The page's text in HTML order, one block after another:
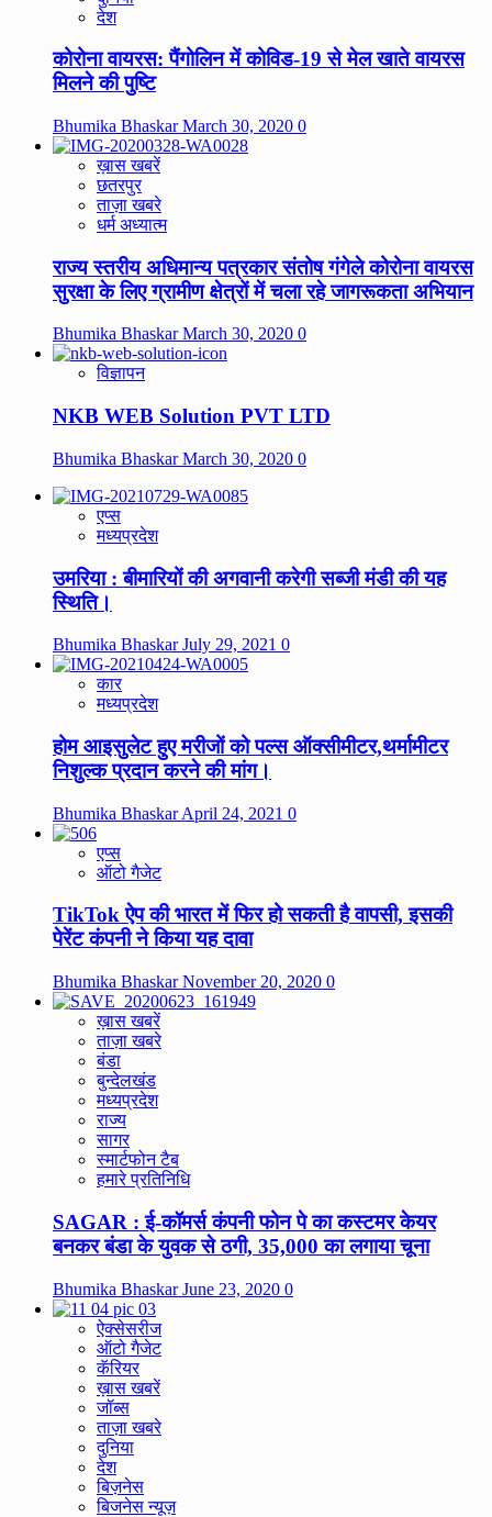
देश
कोरोना वायरस: पैंगोलिन में कोविड-19 से मेल खाते वायरस
मिलने की पुष्टि
Bhumika BhaskarMarch 30, 2020 0
ख़ास खबरें
छतरपुर
ताज़ा खबरे
धर्म अध्यात्म
राज्य स्तरीय अधिमान्य पत्रकार संतोष गंगेले कोरोना वायरस
सुरक्षा के लिए ग्रामीण क्षेत्रों में चला रहे जागरूकता अभियान
Bhumika BhaskarMarch 30, 2020 0
विज्ञापन
NKB WEB Solution PVT LTD
Bhumika BhaskarMarch 30, 2020 0
एप्स
मध्यप्रदेश
उमरिया : बीमारियों की अगवानी करेगी सब्जी मंडी की यह
स्थिति।
Bhumika BhaskarJuly 29, 2021 0
कार
मध्यप्रदेश
होम आइसुलेट हुए मरीजों को पल्स ऑक्सीमीटर,थर्मामीटर
निशुल्क प्रदान करने की मांग।
Bhumika BhaskarApril 24, 2021 0
एप्स
ऑटो गैजेट
TikTok ऐप की भारत में फिर हो सकती है वापसी, इसकी
पेरेंट कंपनी ने किया यह दावा
Bhumika BhaskarNovember 20, 2020 0
ख़ास खबरें
ताज़ा खबरे
बंडा
बुन्देलखंड
मध्यप्रदेश
राज्य
सागर
स्मार्टफोन टैब
हमारे प्रतिनिधि
SAGAR : ई-कॉमर्स कंपनी फोन पे का कस्टमर केयर
बनकर बंडा के युवक से ठगी, 35,000 का लगाया चूना
Bhumika BhaskarJune 23, 2020 0
ऐक्सेसरीज
ऑटो गैजेट
कॅरियर
ख़ास खबरें
जॉब्स
ताज़ा खबरे
दुनिया
देश
बिज़नेस
बिजनेस न्यूज़